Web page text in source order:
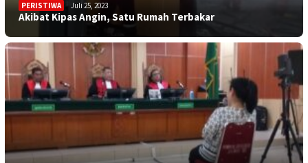
PERISTIWA Juli 25, 2023
Akibat Kipas Angin, Satu Rumah Terbakar